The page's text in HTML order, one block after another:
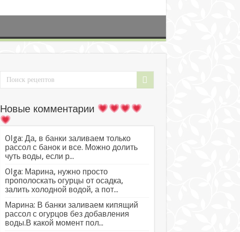
Новые комментарии
Olga: Да, в банки заливаем только
рассол с банок и все. Можно долить
чуть воды, если р...
Olga: Марина, нужно просто
прополоскать огурцы от осадка,
залить холодной водой, а пот...
Марина: В банки заливаем кипящий
рассол с огурцов без добавления
воды.В какой момент пол...